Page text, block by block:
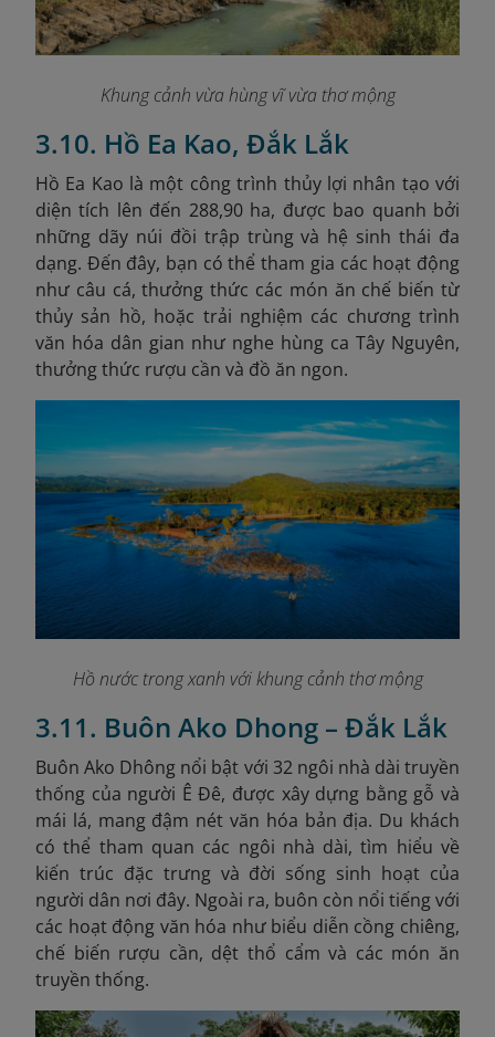
Khung cảnh vừa hùng vĩ vừa thơ mộng
3.10. Hồ Ea Kao, Đắk Lắk
Hồ Ea Kao là một công trình thủy lợi nhân tạo với
diện tích lên đến 288,90 ha, được bao quanh bởi
những dãy núi đồi trập trùng và hệ sinh thái đa
dạng. Đến đây, bạn có thể tham gia các hoạt động
như câu cá, thưởng thức các món ăn chế biến từ
thủy sản hồ, hoặc trải nghiệm các chương trình
văn hóa dân gian như nghe hùng ca Tây Nguyên,
thưởng thức rượu cần và đồ ăn ngon.
Hồ nước trong xanh với khung cảnh thơ mộng
3.11. Buôn Ako Dhong – Đắk Lắk
Buôn Ako Dhông nổi bật với 32 ngôi nhà dài truyền
thống của người Ê Đê, được xây dựng bằng gỗ và
mái lá, mang đậm nét văn hóa bản địa. Du khách
có thể tham quan các ngôi nhà dài, tìm hiểu về
kiến trúc đặc trưng và đời sống sinh hoạt của
người dân nơi đây. Ngoài ra, buôn còn nổi tiếng với
các hoạt động văn hóa như biểu diễn cồng chiêng,
chế biến rượu cần, dệt thổ cẩm và các món ăn
truyền thống.